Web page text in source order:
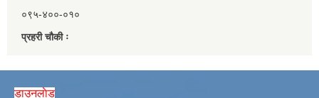
०९५-४००-०१०
प्रहरी चौकी ः
डाउनलाेड